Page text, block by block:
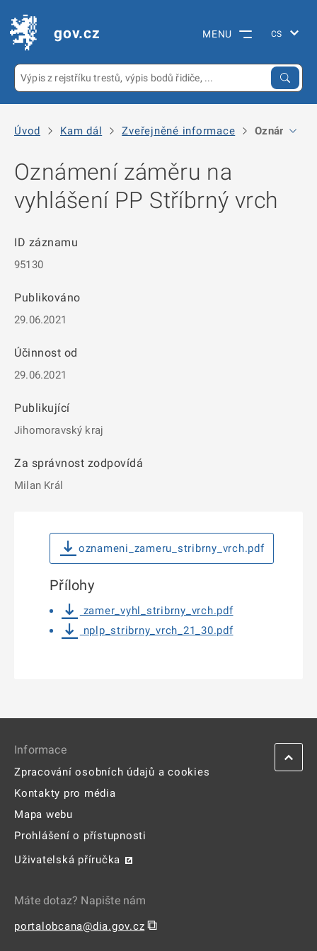
gov.cz MENU
Úvod Kam dál Zveřejněné informace Oznámení
Oznámení záměru na
vyhlášení PP Stříbrný vrch
ID záznamu
95130
Publikováno
29.06.2021
Účinnost od
29.06.2021
Publikující
Jihomoravský kraj
Za správnost zodpovídá
Milan Král
oznameni_zameru_stribrny_vrch.pdf
Přílohy
zamer_vyhl_stribrny_vrch.pdf
nplp_stribrny_vrch_21_30.pdf
Informace
Zpracování osobních údajů a cookies
Kontakty pro média
Mapa webu
Prohlášení o přístupnosti
Uživatelská příručka
Máte dotaz? Napište nám
portalobcana@dia.gov.cz ⧉